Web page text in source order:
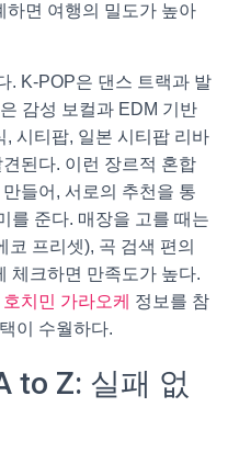
하면 여행의 밀도가 높아
. K-POP은 댄스 트랙과 발
감성 보컬과 EDM 기반
시티팝, 일본 시티팝 리바
된다. 이런 장르적 혼합
들어, 서로의 추천을 통
를 준다. 매장을 고를 때는
코 프리셋), 곡 검색 편의
체크하면 만족도가 높다.
호치민 가라오케 정보를 참
이 수월하다.
to Z: 실패 없